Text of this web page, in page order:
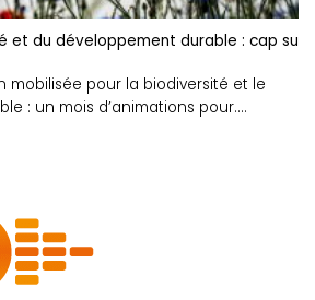
et du développement durable : cap sur
mobilisée pour la biodiversité et le
: un mois d’animations pour....